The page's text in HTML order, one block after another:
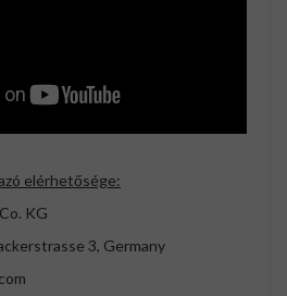
elérhetősége:
KG
3, Germany